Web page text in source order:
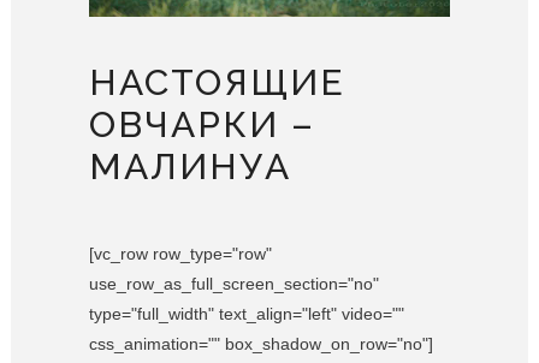
НАСТОЯЩИЕ
ОВЧАРКИ –
МАЛИНУА
[vc_row row_type="row"
use_row_as_full_screen_section="no"
type="full_width" text_align="left" video=""
css_animation="" box_shadow_on_row="no"]